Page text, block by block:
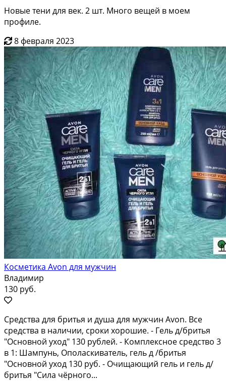
Новые тени для век. 2 шт. Много вещей в моем
профиле.
8 февраля 2023
Косметика Avon для мужчин
Владимир
130 руб.
Средства для бритья и душа для мужчин Avon. Все
средства в наличии, сроки хорошие. - Гель д/бритья
"Основной уход" 130 рублей. - Комплексное средство 3
в 1: Шампунь, Ополаскиватель, гель д /бритья
"Основной уход 130 руб. - Очищающий гель и гель д/
бритья "Сила чёрного...